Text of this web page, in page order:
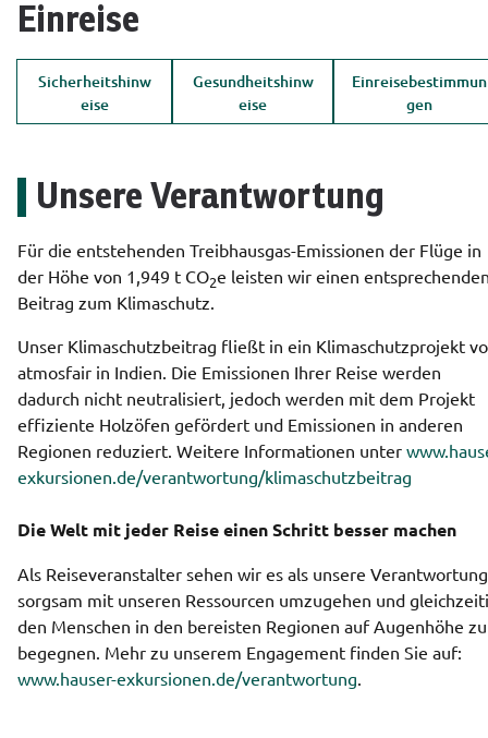
Einreise
Sicherheitshinw
eise
Gesundheitshinw
eise
Einreisebestimmun
gen
Unsere Verantwortung
Für die entstehenden Treibhausgas-Emissionen der Flüge in
der Höhe von 1,949 t CO2e leisten wir einen
Beitrag zum Klimaschutz.
Unser Klimaschutzbeitrag fließt in ein Klimaschutzprojekt
atmosfair in Indien. Die Emissionen Ihrer Reise werden
dadurch nicht neutralisiert, jedoch werden mit dem Projekt
effiziente Holzöfen gefördert und Emissionen in anderen
Regionen reduziert. Weitere Informationen unter
exkursionen.de/verantwortung/klimaschutzbeitrag
Die Welt mit jeder Reise einen Schritt besser machen
Als Reiseveranstalter sehen wir es als unsere
sorgsam mit unseren Ressourcen umzugehen und
den Menschen in den bereisten Regionen auf Augenhöhe zu
www.hauser-exkursionen.de/verantwortung.